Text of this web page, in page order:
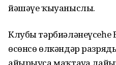
йәшәүе ҡыуаныслы.
Клубы
өсөнсө өлкәндәр